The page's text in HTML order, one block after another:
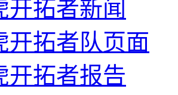
开拓者新闻
开拓者队页面
开拓者报告